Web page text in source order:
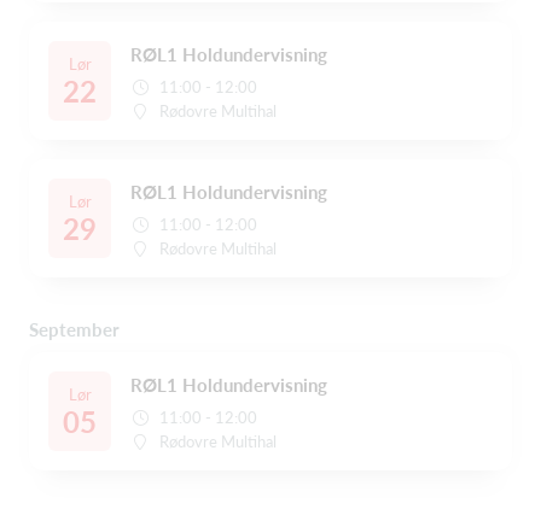
Lør
22
RØL1 Holdundervisning
11:00 - 12:00
Rødovre Multihal
Lør
29
RØL1 Holdundervisning
11:00 - 12:00
Rødovre Multihal
September
Lør
05
RØL1 Holdundervisning
11:00 - 12:00
Rødovre Multihal